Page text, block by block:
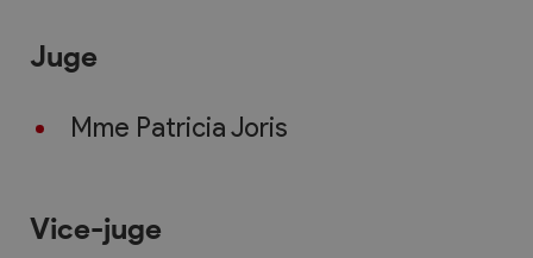
Juge
Mme Patricia Joris
Vice-juge